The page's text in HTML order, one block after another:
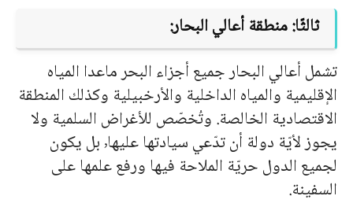
ثالثًا: منطقة أعالي البحار:
تشمل أعالي البحار جميع أجزاء البحر ماعدا المياه
الإقليمية والمياه الداخلية والأرخبيلية وكذلك المنطقة
الاقتصادية الخالصة. وتُخصّص للأغراض السلمية ولا
يجوز لأيّة دولة أن تدّعي سيادتها عليها٬ بل يكون
لجميع الدول حريّة الملاحة فيها ورفع علمها على
السفينة.